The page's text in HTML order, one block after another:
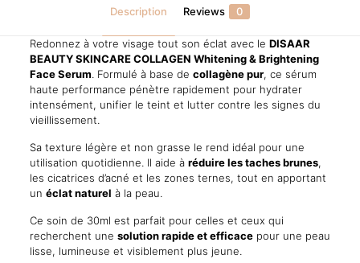
Description Reviews 0
Redonnez à votre visage tout son éclat avec le DISAAR
BEAUTY SKINCARE COLLAGEN Whitening & Brightening
Face Serum. Formulé à base de collagène pur, ce sérum
haute performance pénètre rapidement pour hydrater
intensément, unifier le teint et lutter contre les signes du
vieillissement.
Sa texture légère et non grasse le rend idéal pour une
utilisation quotidienne. Il aide à réduire les taches brunes,
les cicatrices d’acné et les zones ternes, tout en apportant
un éclat naturel à la peau.
Ce soin de 30ml est parfait pour celles et ceux qui
recherchent une solution rapide et efficacepour une peau
lisse, lumineuse et visiblement plus jeune.